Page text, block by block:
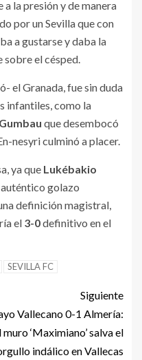
la presión y de manera
por un Sevilla que con
a gustarse y daba la
sobre el césped.
el Granada, fue sin duda
infantiles, como la
Gumbau que desembocó
nesyri culminó a placer.
ya que Lukébakio
auténtico golazo
definición magistral,
el 3-0definitivo en el
SEVILLA FC
Siguiente
Vallecano 0-1 Almería:
muro ‘Maximiano’ salva el
indálico en Vallecas